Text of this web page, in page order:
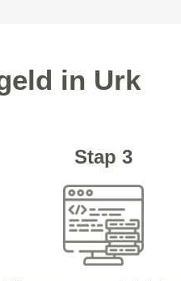
in Urk
Stap 3